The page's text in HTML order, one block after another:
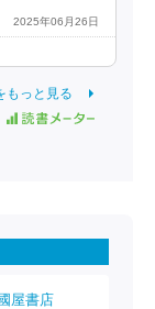
2025年06月26日
もっと見る
屋書店